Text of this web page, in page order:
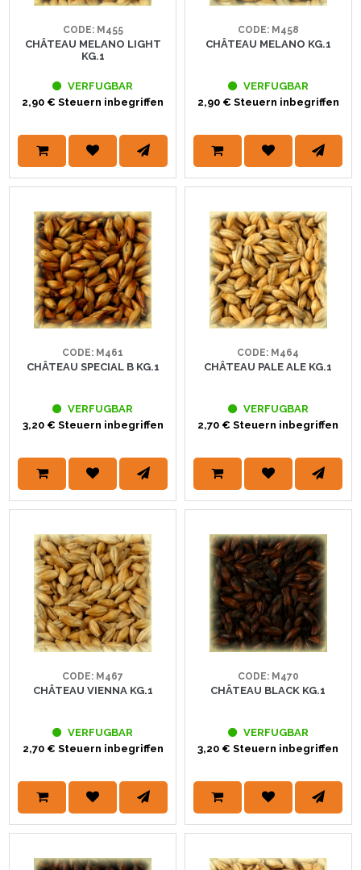
CODE: M455
CHÂTEAU MELANO LIGHT
KG.1
VERFUGBAR
2,90 € Steuern inbegriffen
CODE: M458
CHÂTEAU MELANO KG.1
VERFUGBAR
2,90 € Steuern inbegriffen
CODE: M461
CHÂTEAU SPECIAL B KG.1
VERFUGBAR
3,20 € Steuern inbegriffen
CODE: M464
CHÂTEAU PALE ALE KG.1
VERFUGBAR
2,70 € Steuern inbegriffen
CODE: M467
CHÂTEAU VIENNA KG.1
VERFUGBAR
2,70 € Steuern inbegriffen
CODE: M470
CHÂTEAU BLACK KG.1
VERFUGBAR
3,20 € Steuern inbegriffen